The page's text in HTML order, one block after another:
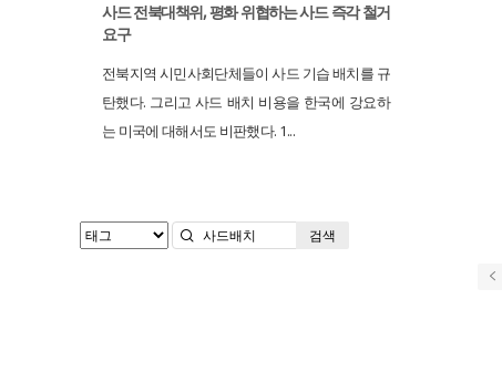
사드 전북대책위, 평화 위협하는 사드 즉각 철거
요구
전북지역 시민사회단체들이 사드 기습 배치를 규
탄했다. 그리고 사드 배치 비용을 한국에 강요하
는 미국에 대해서도 비판했다. 1...
검색